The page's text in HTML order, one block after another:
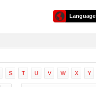
Language
S T U V W X Y